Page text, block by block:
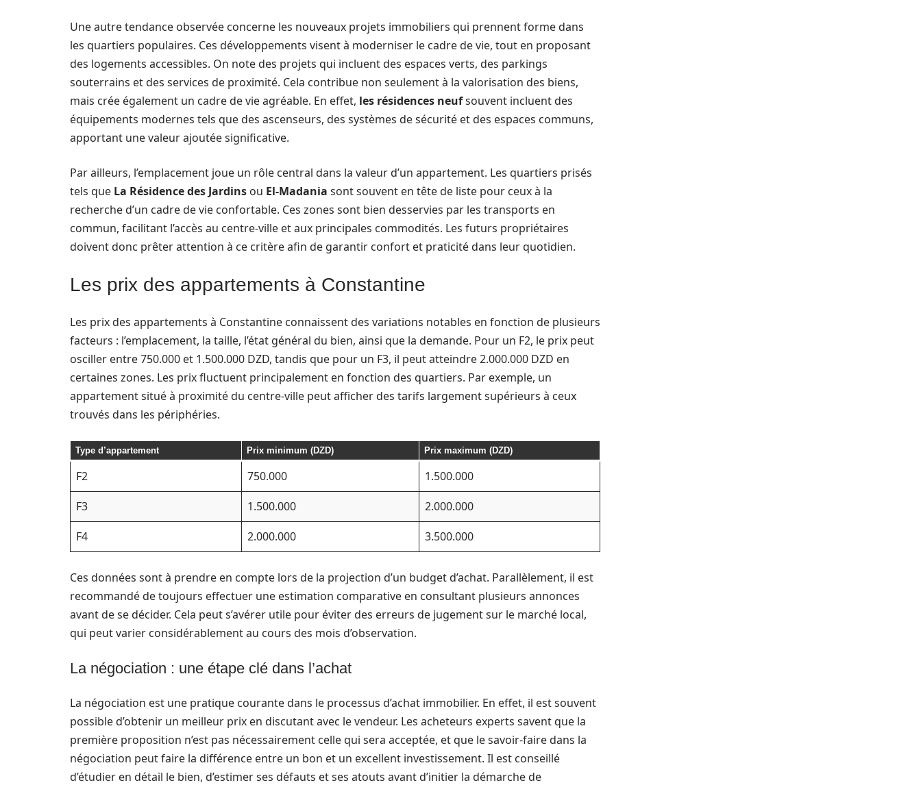
Une autre tendance observée concerne les nouveaux projets immobiliers qui prennent forme dans
les quartiers populaires. Ces développements visent à moderniser le cadre de vie, tout en proposant
des logements accessibles. On note des projets qui incluent des espaces verts, des parkings
souterrains et des services de proximité. Cela contribue non seulement à la valorisation des biens,
mais crée également un cadre de vie agréable. En effet, les résidences neufsouvent incluent des
équipements modernes tels que des ascenseurs, des systèmes de sécurité et des espaces communs,
apportant une valeur ajoutée significative.
Par ailleurs, l’emplacement joue un rôle central dans la valeur d’un appartement. Les quartiers prisés
tels que La Résidence des Jardins ou El-Madania sont souvent en tête de liste pour ceux à la
recherche d’un cadre de vie confortable. Ces zones sont bien desservies par les transports en
commun, facilitant l’accès au centre-ville et aux principales commodités. Les futurs propriétaires
doivent donc prêter attention à ce critère afin de garantir confort et praticité dans leur quotidien.
Les prix des appartements à Constantine
Les prix des appartements à Constantine connaissent des variations notables en fonction de plusieurs
facteurs : l’emplacement, la taille, l’état général du bien, ainsi que la demande. Pour un F2, le prix peut
osciller entre 750.000 et 1.500.000 DZD, tandis que pour un F3, il peut atteindre 2.000.000 DZD en
certaines zones. Les prix fluctuent principalement en fonction des quartiers. Par exemple, un
appartement situé à proximité du centre-ville peut afficher des tarifs largement supérieurs à ceux
trouvés dans les périphéries.
Type d’appartement Prix minimum (DZD) Prix maximum (DZD)
F2 750.000
1.500.000
F3
1.500.000
2.000.000
F4
2.000.000 3.500.000
Ces données sont à prendre en compte lors de la projection d’un budget d’achat. Parallèlement, il est
recommandé de toujours effectuer une estimation comparative en consultant plusieurs annonces
avant de se décider. Cela peut s’avérer utile pour éviter des erreurs de jugement sur le marché local,
qui peut varier considérablement au cours des mois d’observation.
La négociation : une étape clé dans l’achat
La négociation est une pratique courante dans le processus d’achat immobilier. En effet, il est souvent
possible d’obtenir un meilleur prix en discutant avec le vendeur. Les acheteurs experts savent que la
première proposition n’est pas nécessairement celle qui sera acceptée, et que le savoir-faire dans la
négociation peut faire la différence entre un bon et un excellent investissement. Il est conseillé
d’étudier en détail le bien, d’estimer ses défauts et ses atouts avant d’initier la démarche de